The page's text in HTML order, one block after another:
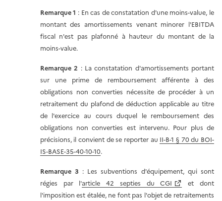
Remarque 1 : En cas de constatation d'une moins-value, le
montant des amortissements venant minorer l'EBITDA
fiscal n'est pas plafonné à hauteur du montant de la
moins-value.
Remarque 2 : La constatation d'amortissements portant
sur une prime de remboursement afférente à des
obligations non converties nécessite de procéder à un
retraitement du plafond de déduction applicable au titre
de l'exercice au cours duquel le remboursement des
obligations non converties est intervenu. Pour plus de
précisions, il convient de se reporter au II-B-1 § 70 du BOI-
IS-BASE-35-40-10-10.
Remarque 3 : Les subventions d'équipement, qui sont
régies par l'article 42 septies du CGI
et dont
l'imposition est étalée, ne font pas l'objet de retraitements